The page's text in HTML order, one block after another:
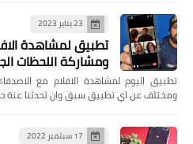
23 يناير 2023
تطبيق لمشاهدة
ومشاركة اللحظات
تطبيق اليوم لمشاهدة الافلام مع
ومختلف عن اي تطبيق سبق وان تحدثنا عنة
17 سبتمبر 2022